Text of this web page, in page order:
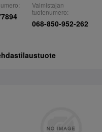
Valmistajan
tuotenumero:
068-850-952-262